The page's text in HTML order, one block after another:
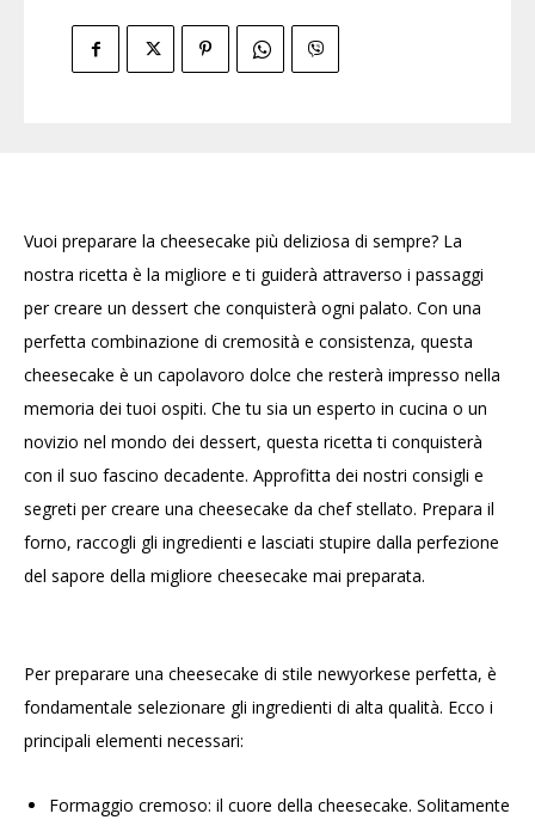
Vuoi preparare la cheesecake più deliziosa di sempre? La
nostra ricetta è la migliore e ti guiderà attraverso i passaggi
per creare un dessert che conquisterà ogni palato. Con una
perfetta combinazione di cremosità e consistenza, questa
cheesecake è un capolavoro dolce che resterà impresso nella
memoria dei tuoi ospiti. Che tu sia un esperto in cucina o un
novizio nel mondo dei dessert, questa ricetta ti conquisterà
con il suo fascino decadente. Approfitta dei nostri consigli e
segreti per creare una cheesecake da chef stellato. Prepara il
forno, raccogli gli ingredienti e lasciati stupire dalla perfezione
del sapore della migliore cheesecake mai preparata.
Per preparare una cheesecake di stile newyorkese perfetta, è
fondamentale selezionare gli ingredienti di alta qualità. Ecco i
principali elementi necessari:
Formaggio cremoso: il cuore della cheesecake. Solitamente